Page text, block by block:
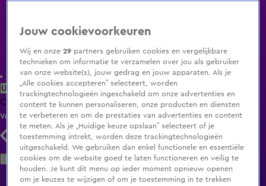
Uitzending Gemist Populaire programma's Zenders Genres
ClipsFilmsRadioSmart TV inlogShop
Volg KIJK
Zoeken
Jouw cookievoorkeuren
Wij en onze29 partners gebruiken cookies en vergelijkbare
technieken om informatie te verzamelen over jou als gebruiker
van onze website(s), jouw gedrag en jouw apparaten. Als je
„Alle cookies accepteren” selecteert, worden
trackingtechnologieën ingeschakeld om onze advertenties en
content te kunnen personaliseren, onze producten en diensten
te verbeteren en om de prestaties van advertenties en content
te meten. Als je „Huidige keuze opslaan” selecteert of je
toestemming intrekt, worden deze trackingtechnologieën
uitgeschakeld. We gebruiken dan enkel functionele en essentiële
cookies om de website goed te laten functioneren en veilig te
houden. Je kunt dit menu op ieder moment opnieuw openen
om je keuzes te wijzigen of om je toestemming in te trekken